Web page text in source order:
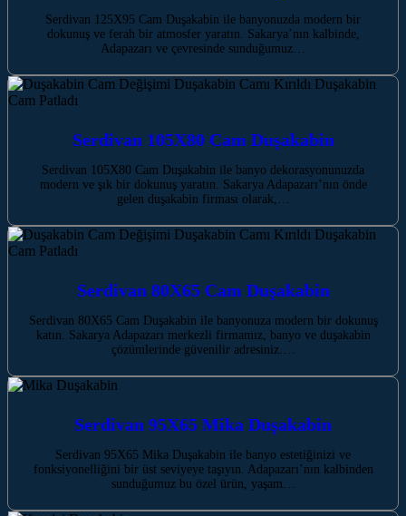
Serdivan 125X95 Cam Duşakabin ile banyonuzda modern bir
dokunuş ve ferah bir atmosfer yaratın. Sakarya’nın kalbinde,
Adapazarı ve çevresinde sunduğumuz…
Serdivan 105X80 Cam Duşakabin
Serdivan 105X80 Cam Duşakabin ile banyo dekorasyonunuzda
modern ve şık bir dokunuş yaratın. Sakarya Adapazarı’nın önde
gelen duşakabin firması olarak,…
Serdivan 80X65 Cam Duşakabin
Serdivan 80X65 Cam Duşakabin ile banyonuza modern bir dokunuş
katın. Sakarya Adapazarı merkezli firmamız, banyo ve duşakabin
çözümlerinde güvenilir adresiniz.…
Serdivan 95X65 Mika Duşakabin
Serdivan 95X65 Mika Duşakabin ile banyo estetiğinizi ve
fonksiyonelliğini bir üst seviyeye taşıyın. Adapazarı’nın kalbinden
sunduğumuz bu özel ürün, yaşam…